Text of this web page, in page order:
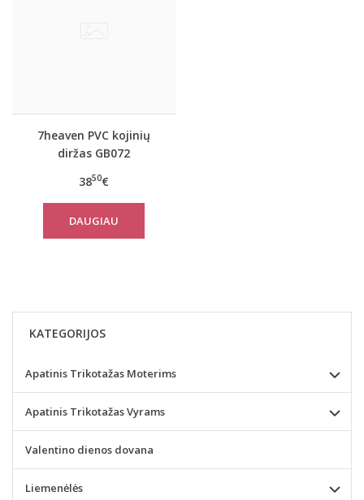
7heaven PVC kojinių
diržas GB072
3850€
DAUGIAU
KATEGORIJOS
Apatinis Trikotažas Moterims
Apatinis Trikotažas Vyrams
Valentino dienos dovana
Liemenėlės